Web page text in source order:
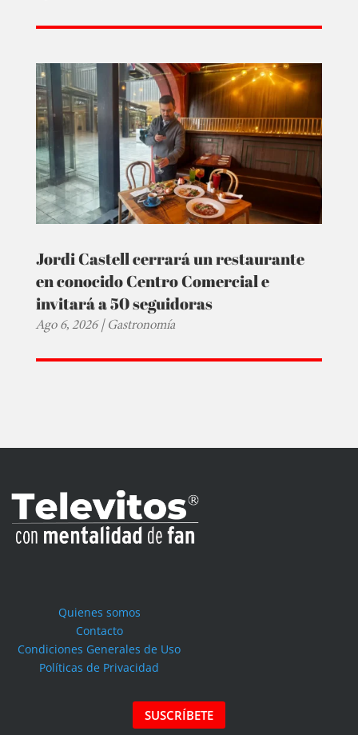
Jordi Castell cerrará un restaurante
en conocido Centro Comercial e
invitará a 50 seguidoras
Ago 6, 2026|Gastronomía
Quienes somos
Contacto
Condiciones Generales de Uso
Políticas de Privacidad
SUSCRÍBETE